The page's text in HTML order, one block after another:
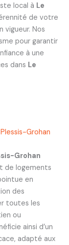
local à Le
de votre
vigueur. Nos
pour garantir
à une
dans Le
Grohan
Grohan
de logements
en
des
toutes les
ou
ainsi d’un
adapté aux